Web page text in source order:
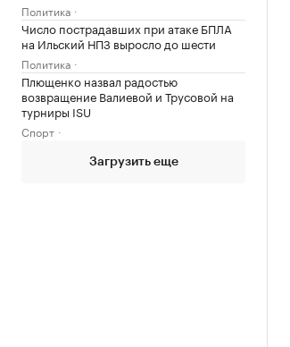
Политика
Число пострадавших при атаке БПЛА
на Ильский НПЗ выросло до шести
Политика
Плющенко назвал радостью
возвращение Валиевой и Трусовой на
турниры ISU
Спорт
Загрузить еще